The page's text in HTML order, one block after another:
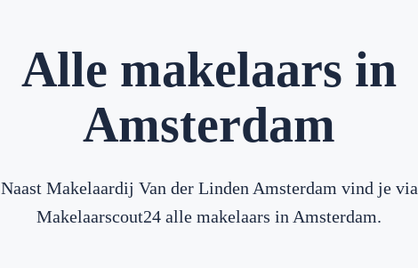
Alle makelaars in
Amsterdam
Naast Makelaardij Van der Linden Amsterdam vind je via
Makelaarscout24 alle makelaars in Amsterdam.